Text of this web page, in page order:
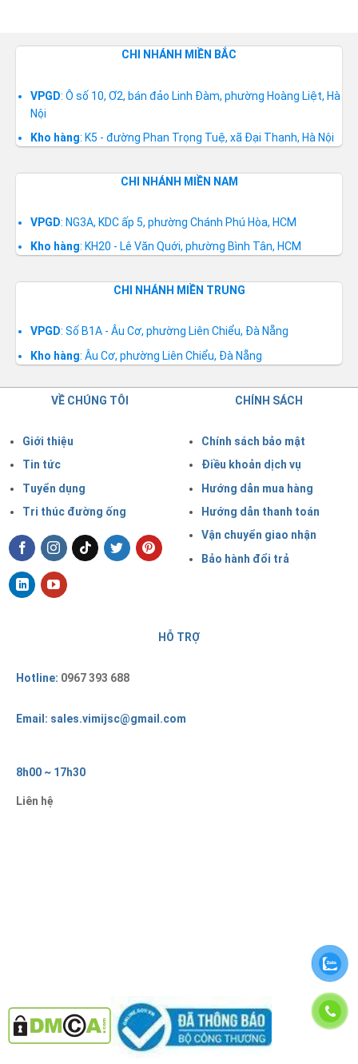
CHI NHÁNH MIỀN BẮC
VPGD: Ô số 10, Ơ2, bán đảo Linh Đàm, phường Hoàng Liệt, Hà
Nội
Kho hàng: K5 - đường Phan Trọng Tuệ, xã Đại Thanh, Hà Nội
CHI NHÁNH MIỀN NAM
VPGD: NG3A, KDC ấp 5, phường Chánh Phú Hòa, HCM
Kho hàng: KH20 - Lê Văn Quới, phường Bình Tân, HCM
CHI NHÁNH MIỀN TRUNG
VPGD: Số B1A - Âu Cơ, phường Liên Chiểu, Đà Nẵng
Kho hàng: Âu Cơ, phường Liên Chiểu, Đà Nẵng
VỀ CHÚNG TÔI
Giới thiệu
Tin tức
Tuyển dụng
Tri thúc đường ống
CHÍNH SÁCH
Chính sách bảo mật
Điều khoản dịch vụ
Hướng dẫn mua hàng
Hướng dẫn thanh toán
Vận chuyển giao nhận
Bảo hành đổi trả
HỖ TRỢ
Hotline: 0967 393 688
Email: sales.vimijsc@gmail.com
8h00 ~ 17h30
Liên hệ